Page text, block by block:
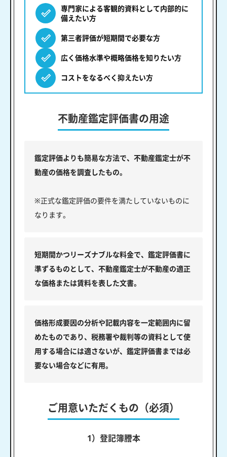
専門家による客観的資料として内部的に
備えたい方
第三者評価が短期間で必要な方
広く価格水準や概略価格を知りたい方
コストをなるべく抑えたい方
不動産鑑定評価書の用途
鑑定評価よりも簡易な方法で、不動産鑑定士が不
動産の価格を調査したもの。
※正式な鑑定評価の要件を満たしていないものに
なります。
短期間かつリーズナブルな料金で、鑑定評価書に
準ずるものとして、不動産鑑定士が不動産の適正
な価格または賃料を表した文書。
価格形成要因の分析や記載内容を一定範囲内に留
めたものであり、税務署や裁判等の資料として使
用する場合には適さないが、鑑定評価書までは必
要ない場合などに有用。
ご用意いただくもの（必須）
1）登記簿謄本